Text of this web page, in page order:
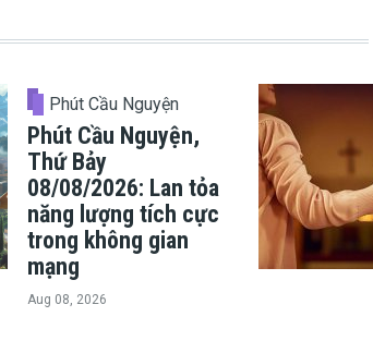
Phút Cầu Nguyện
Phút Cầu Nguyện,
Thứ Bảy
08/08/2026: Lan tỏa
năng lượng tích cực
trong không gian
mạng
Aug 08, 2026